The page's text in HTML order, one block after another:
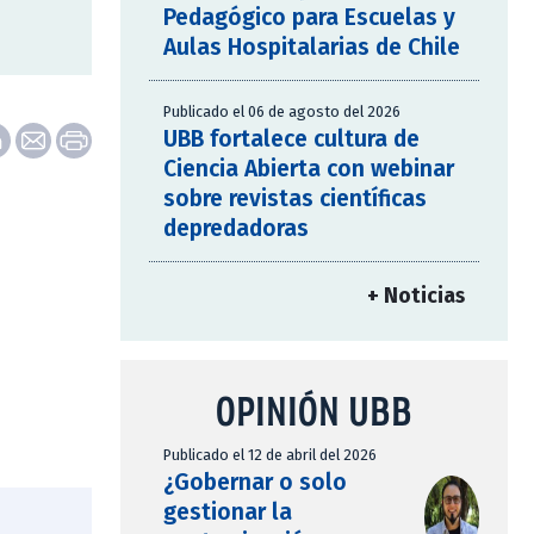
Pedagógico para Escuelas y
Aulas Hospitalarias de Chile
Publicado el 06 de agosto del 2026
UBB fortalece cultura de
Ciencia Abierta con webinar
sobre revistas científicas
depredadoras
+ Noticias
OPINIÓN UBB
Publicado el 12 de abril del 2026
¿Gobernar o solo
gestionar la